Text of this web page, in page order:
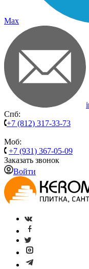
Max
Спб:
+7 (812) 317-33-73
Моб:
+7 (931) 367-05-09
Заказать звонок
Войти